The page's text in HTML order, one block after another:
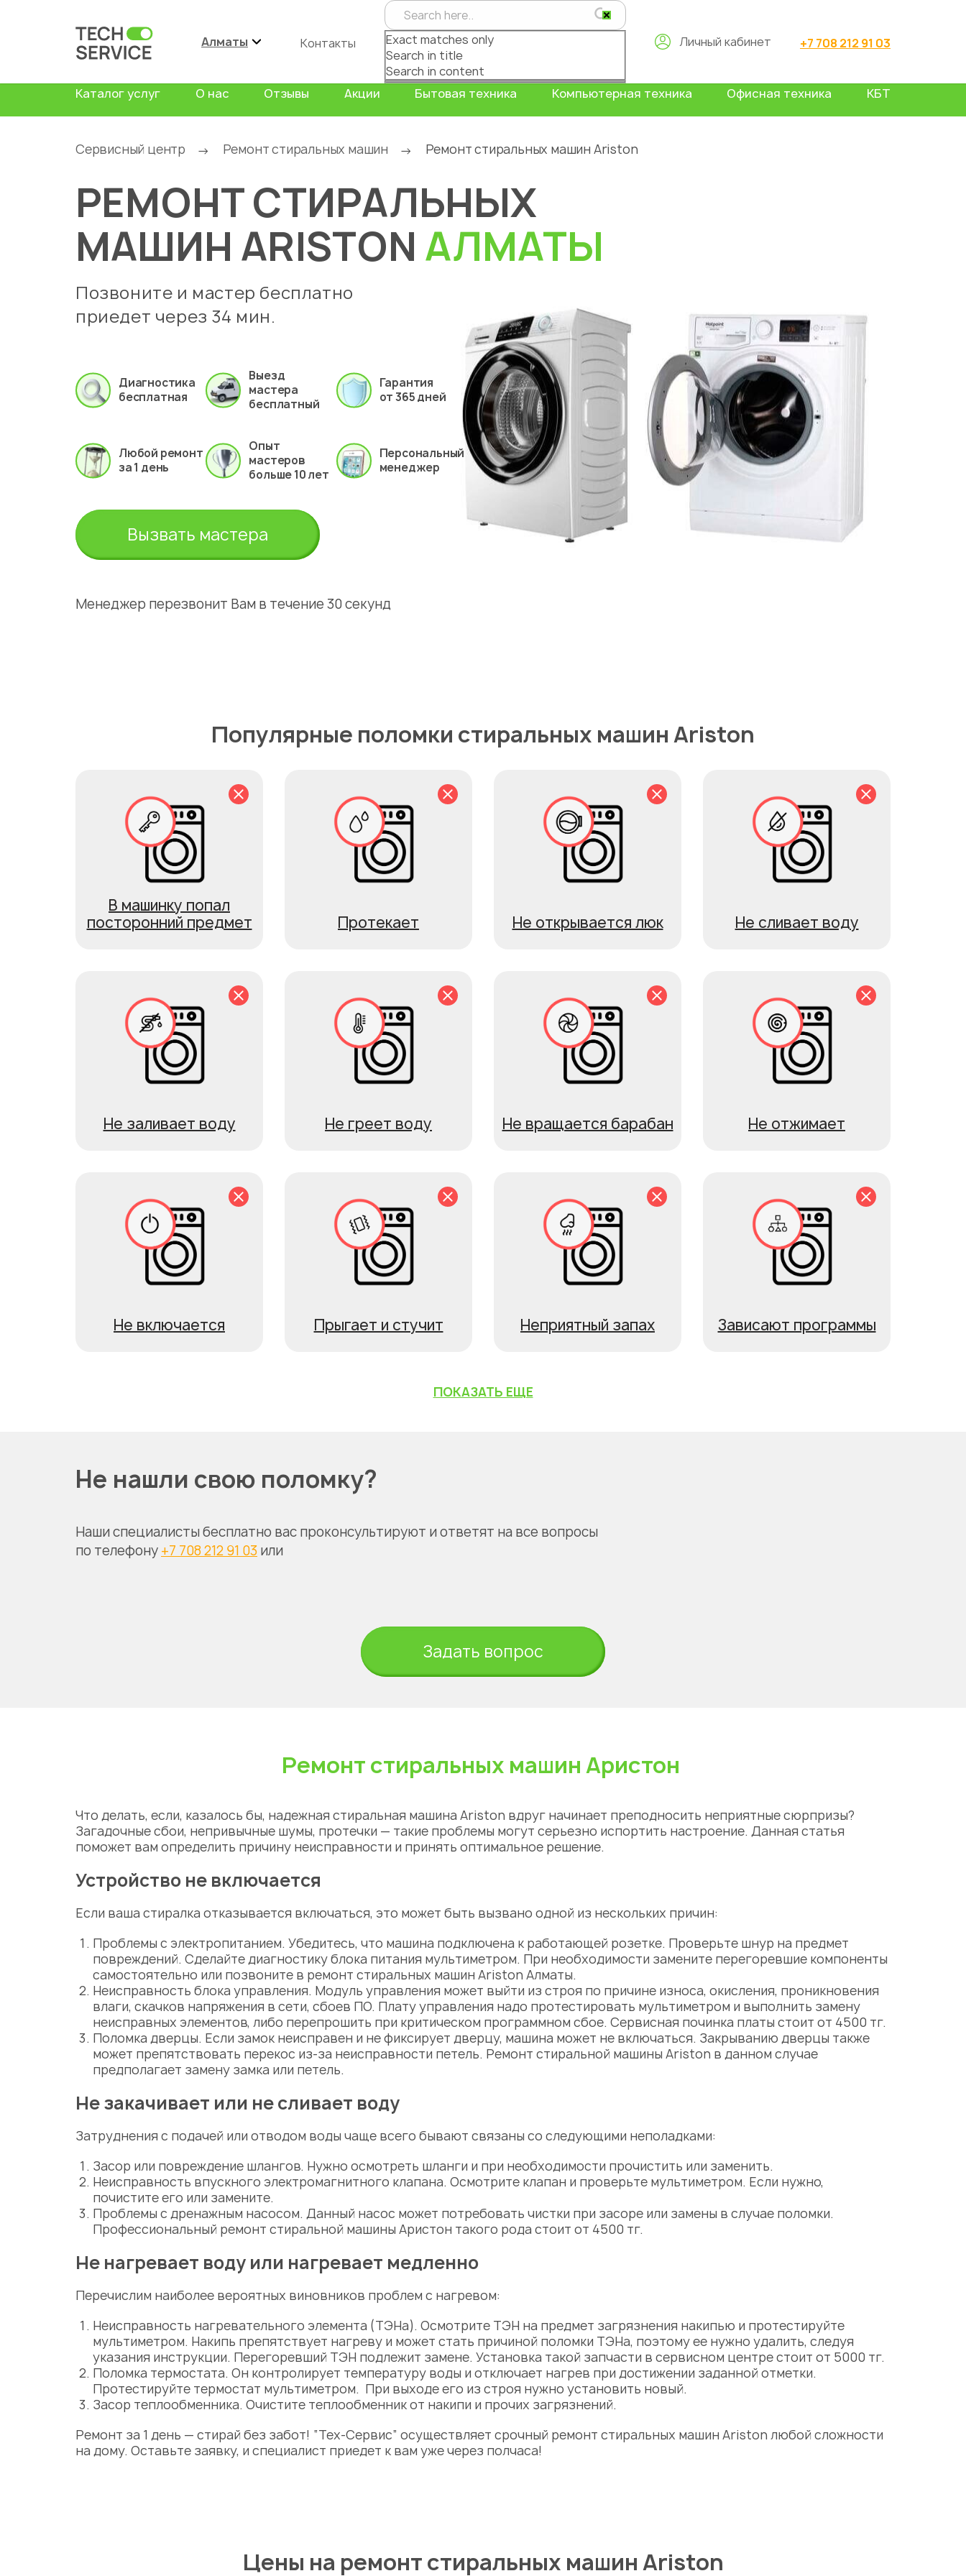
Алматы Контакты
Exact matches only
Search in title
Search in content
Личный кабинет +7 708 212 91 03
Каталог услуг О нас Отзывы Акции Бытовая техника Компьютерная техника Офисная техника КБТ
Сервисный центр → Ремонт стиральных машин → Ремонт стиральных машин Ariston
РЕМОНТ СТИРАЛЬНЫХ
МАШИН ARISTON АЛМАТЫ
Позвоните и мастер бесплатно
приедет через 34 мин.
Диагностика
бесплатная
Выезд
мастера
бесплатный
Гарантия
от 365 дней
Любой ремонт
за 1 день
Опыт
мастеров
больше 10 лет
Персональный
менеджер
Вызвать мастера
Менеджер перезвонит Вам в течение 30 секунд
Популярные поломки стиральных машин Ariston
В машинку попал
посторонний предмет
Протекает Не открывается люк Не сливает воду
Не заливает воду Не греет воду Не вращается барабан Не отжимает
Не включается Прыгает и стучит Неприятный запах Зависают программы
ПОКАЗАТЬ ЕЩЕ
Не нашли свою поломку?
Наши специалисты бесплатно вас проконсультируют и ответят на все вопросы
по телефону +7 708 212 91 03 или
Задать вопрос
Ремонт стиральных машин Аристон
Что делать, если, казалось бы, надежная стиральная машина Ariston вдруг начинает преподносить неприятные сюрпризы?
Загадочные сбои, непривычные шумы, протечки — такие проблемы могут серьезно испортить настроение. Данная статья
поможет вам определить причину неисправности и принять оптимальное решение.
Устройство не включается
Если ваша стиралка отказывается включаться, это может быть вызвано одной из нескольких причин:
Проблемы с электропитанием. Убедитесь, что машина подключена к работающей розетке. Проверьте шнур на предмет
повреждений. Сделайтедиагностикублока питания мультиметром. При необходимости замените перегоревшие компоненты
самостоятельно или позвоните в ремонт стиральных машин Ariston Алматы.
Неисправность блока управления. Модуль управления может выйти из строя по причине износа, окисления, проникновения
влаги, скачков напряжения в сети, сбоев ПО. Плату управления надо протестировать мультиметром и выполнить замену
неисправных элементов, либо перепрошить при критическом программном сбое. Сервисная починка платы стоит от 4500 тг.
Поломка дверцы. Если замок неисправен и не фиксирует дверцу, машина может не включаться. Закрыванию дверцы также
может препятствовать перекос из-за неисправности петель. Ремонт стиральной машины Ariston в данном случае
предполагает замену замка или петель.
Не закачивает или не сливает воду
Затруднения с подачей или отводом воды чаще всего бывают связаны со следующими неполадками:
Засор или повреждение шлангов. Нужно осмотреть шланги и при необходимости прочистить или заменить.
Неисправность впускного электромагнитного клапана. Осмотрите клапан и проверьте мультиметром. Если нужно,
почистите его или замените.
Проблемы с дренажным насосом. Данный насос может потребовать чистки при засоре или замены в случае поломки.
Профессиональный ремонт стиральной машины Аристон такого рода стоит от 4500 тг.
Не нагревает воду или нагревает медленно
Перечислим наиболее вероятных виновников проблем с нагревом:
Неисправность нагревательного элемента (ТЭНа). Осмотрите ТЭН на предмет загрязнения накипью и протестируйте
мультиметром. Накипь препятствует нагреву и может стать причиной поломки ТЭНа, поэтому ее нужно удалить, следуя
указания инструкции. Перегоревший ТЭН подлежит замене. Установка такой запчасти в сервисном центрестоит от 5000 тг.
Поломка термостата. Он контролирует температуру воды и отключает нагрев при достижении заданной отметки.
Протестируйте термостат мультиметром. При выходе его из строя нужно установить новый.
Засор теплообменника. Очистите теплообменник от накипи и прочих загрязнений.
Ремонт за 1 день — стирай без забот! “Тех-Сервис” осуществляет срочный ремонт стиральных машин Ariston любой сложности
на дому. Оставьте заявку, и специалист приедет к вам уже через полчаса!
Цены на ремонт стиральных машин Ariston